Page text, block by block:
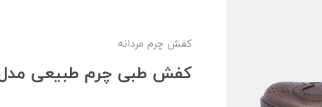
کفش چرم مردانه
کفش طبی چرم طبیعی